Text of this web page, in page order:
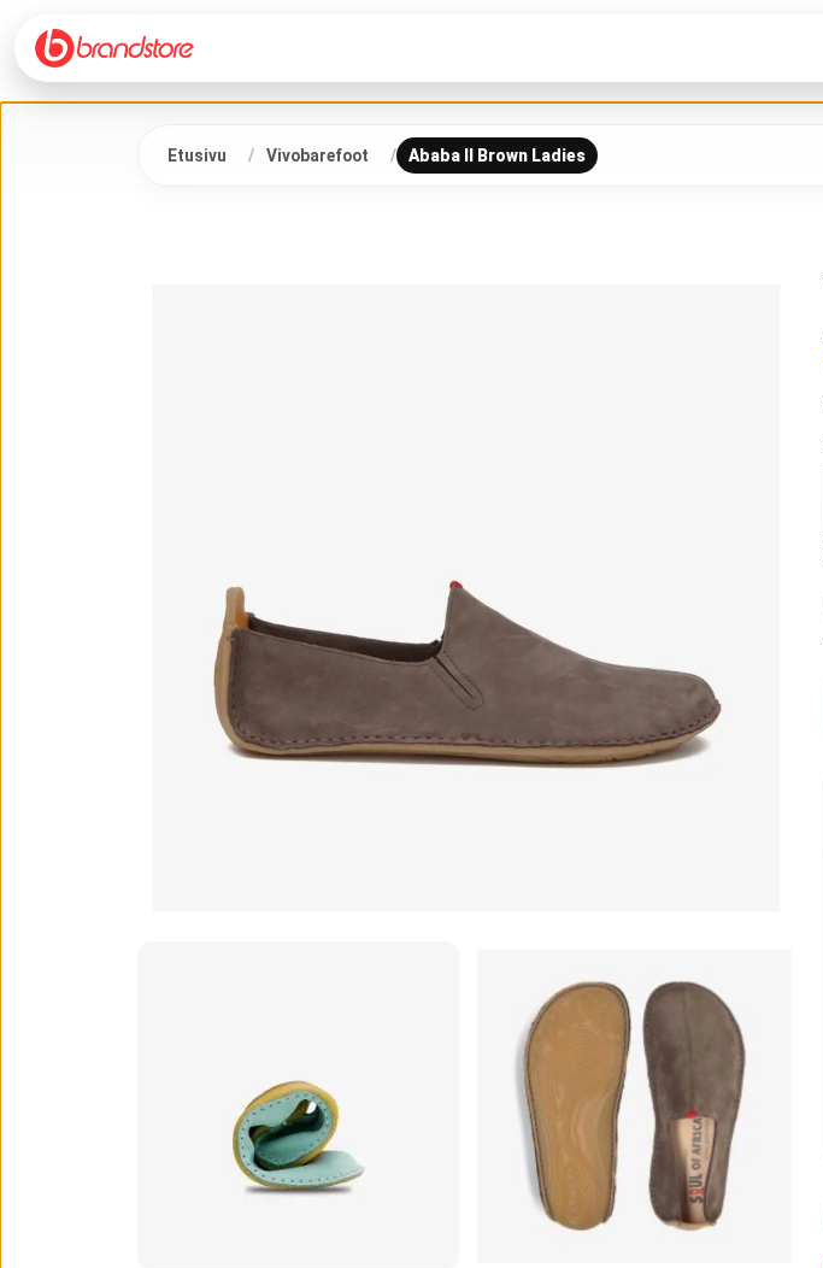
Etusivu Vivobarefoot Ababa II Brown Ladies